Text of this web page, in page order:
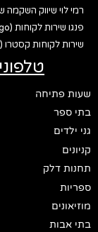
רמי לוי שיווק השקמה
פנגו שירות לקוחות (Pango)
שירות לקוחות קסטרו (Castro)
שעות פתיחה
בתי ספר
גני ילדים
קניונים
תחנות דלק
ספריות
מוזיאונים
בתי אבות